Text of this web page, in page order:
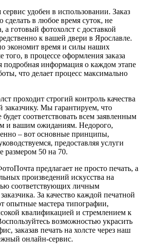
удобен в использовании. Заказ
сделать в любое время суток, не
а готовый фотохолст с доставкой
к вашей двери в Ярославле.
экономит время и силы наших
того, в процессе оформления заказа
подробная информация о каждом этапе
что делает процесс максимально
проходит строгий контроль качества
заказчику. Мы гарантируем, что
будет соответствовать всем заявленным
и вашим ожиданиям. Недорого,
– вот основные принципы,
предоставляя услуги
размером 50 на 70.
предлагает не просто печать, а
произведений искусства на
соответствующих личным
За качество каждой печатной
опытные мастера типографии,
квалификацией и стремлением к
возможностью украсить
заказав печать на холсте через наш
онлайн-сервис.